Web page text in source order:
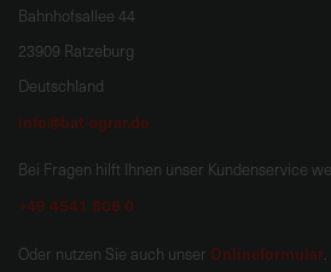
Bahnhofsallee 44
23909 Ratzeburg
Deutschland
info@bat-agrar.de
Bei Fragen hilft Ihnen unser Kundenservice
+49 4541 806 0
Oder nutzen Sie auch unser Onlineformular.